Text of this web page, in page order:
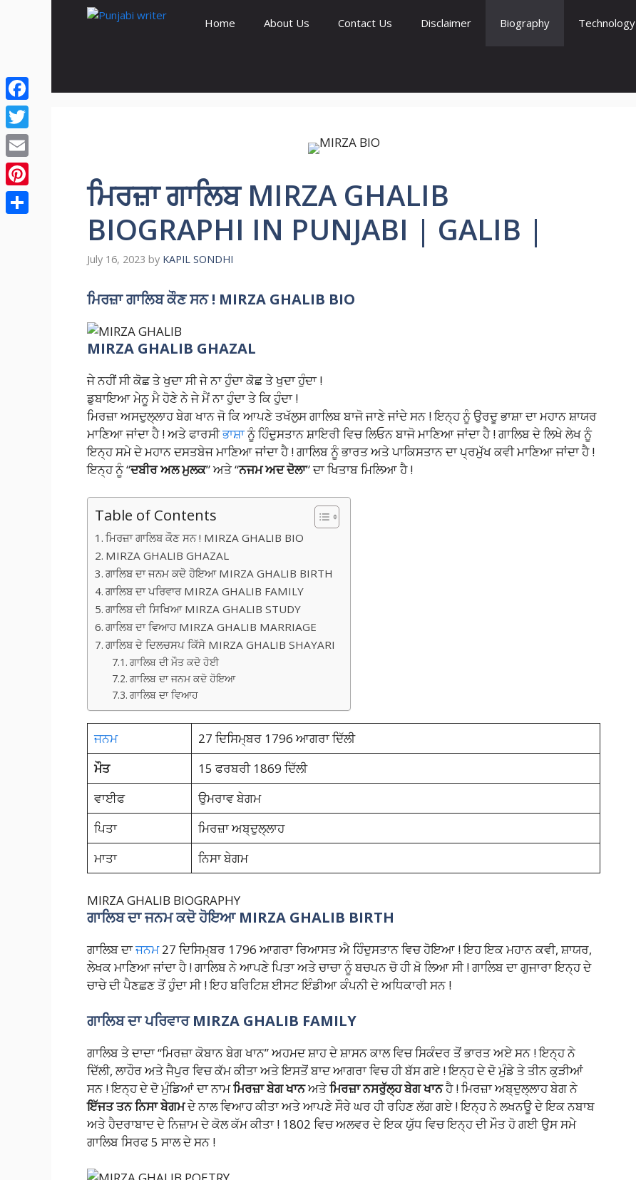
Home About Us Contact Us Disclaimer Biography Technology
ਮਿਰਜ਼ਾ ਗਾਲਿਬ MIRZA GHALIB
BIOGRAPHI IN PUNJABI | GALIB |
July 16, 2023 by KAPIL SONDHI
ਮਿਰਜ਼ਾ ਗਾਲਿਬ ਕੌਣ ਸਨ ! MIRZA GHALIB BIO
MIRZA GHALIB GHAZAL
ਜੇ ਨਹੀਂ ਸੀ ਕੋਛ ਤੇ ਖੁਦਾ ਸੀ ਜੇ ਨਾ ਹੁੰਦਾ ਕੋਛ ਤੇ ਖੁਦਾ ਹੁੰਦਾ !
ਡੁਬਾਇਆ ਮੇਨੂ ਮੈ ਹੋਣੇ ਨੇ ਜੇ ਮੈਂ ਨਾ ਹੁੰਦਾ ਤੇ ਕਿ ਹੁੰਦਾ !
ਮਿਰਜ਼ਾ ਅਸਦੁਲ੍ਲਾਹ ਬੇਗ ਖਾਨ ਜੋ ਕਿ ਆਪਣੇ ਤਖੱਲੁਸ ਗਾਲਿਬ ਬਾਜੋ ਜਾਣੇ ਜਾਂਦੇ ਸਨ ! ਇਨ੍ਹ ਨੂੰ ਉਰਦੂ ਭਾਸ਼ਾ ਦਾ ਮਹਾਨ ਸ਼ਾਯਰ
ਮਾਣਿਆ ਜਾਂਦਾ ਹੈ ! ਅਤੇ ਫਾਰਸੀਭਾਸ਼ਾਨੂੰ ਹਿੰਦੁਸਤਾਨ ਸ਼ਾਇਰੀ ਵਿਚ ਲਿਓਨ ਬਾਜੋ ਮਾਣਿਆ ਜਾਂਦਾ ਹੈ ! ਗਾਲਿਬ ਦੇ ਲਿਖੇ ਲੇਖ ਨੂੰ
ਇਨ੍ਹ ਸਮੇ ਦੇ ਮਹਾਨ ਦਸਤਬੇਜ ਮਾਣਿਆ ਜਾਂਦਾ ਹੈ ! ਗਾਲਿਬ ਨੂੰ ਭਾਰਤ ਅਤੇ ਪਾਕਿਸਤਾਨ ਦਾ ਪ੍ਰਮੁੱਖ ਕਵੀ ਮਾਣਿਆ ਜਾਂਦਾ ਹੈ !
ਇਨ੍ਹ ਨੂੰ “ਦਬੀਰ ਅਲ ਮੁਲਕ” ਅਤੇ “ਨਜਮ ਅਦ ਦੋਲਾ” ਦਾ ਖਿਤਾਬ ਮਿਲਿਆ ਹੈ !
Table of Contents
ਮਿਰਜ਼ਾ ਗਾਲਿਬ ਕੌਣ ਸਨ ! MIRZA GHALIB BIO
MIRZA GHALIB GHAZAL
ਗਾਲਿਬ ਦਾ ਜਨਮ ਕਦੋ ਹੋਇਆ MIRZA GHALIB BIRTH
ਗਾਲਿਬ ਦਾ ਪਰਿਵਾਰ MIRZA GHALIB FAMILY
ਗਾਲਿਬ ਦੀ ਸਿਖਿਆ MIRZA GHALIB STUDY
ਗਾਲਿਬ ਦਾ ਵਿਆਹ MIRZA GHALIB MARRIAGE
ਗਾਲਿਬ ਦੇ ਦਿਲਚਸਪ ਕਿੱਸੇ MIRZA GHALIB SHAYARI
ਗਾਲਿਬ ਦੀ ਮੌਤ ਕਦੋ ਹੋਈ
ਗਾਲਿਬ ਦਾ ਜਨਮ ਕਦੋ ਹੋਇਆ
ਗਾਲਿਬ ਦਾ ਵਿਆਹ
ਜਨਮ
27 ਦਿਸਿਮ੍ਬਰ 1796 ਆਗਰਾ ਦਿੱਲੀ
ਮੌਤ
15 ਫਰਬਰੀ 1869 ਦਿੱਲੀ
ਵਾਈਫ
ਉਮਰਾਵ ਬੇਗਮ
ਪਿਤਾ
ਮਿਰਜ਼ਾ ਅਬ੍ਦੁਲ੍ਲਾਹ
ਮਾਤਾ
ਨਿਸਾ ਬੇਗਮ
MIRZA GHALIB BIOGRAPHY
ਗਾਲਿਬ ਦਾ ਜਨਮ ਕਦੋ ਹੋਇਆ MIRZA GHALIB BIRTH
ਗਾਲਿਬ ਦਾਜਨਮ27 ਦਿਸਿਮ੍ਬਰ 1796 ਆਗਰਾ ਰਿਆਸਤ ਐ ਹਿੰਦੁਸਤਾਨ ਵਿਚ ਹੋਇਆ ! ਇਹ ਇਕ ਮਹਾਨ ਕਵੀ, ਸ਼ਾਯਰ,
ਲੇਖਕ ਮਾਣਿਆ ਜਾਂਦਾ ਹੈ ! ਗਾਲਿਬ ਨੇ ਆਪਣੇ ਪਿਤਾ ਅਤੇ ਚਾਚਾ ਨੂੰ ਬਚਪਨ ਚੋ ਹੀ ਖ਼ੋ ਲਿਆ ਸੀ ! ਗਾਲਿਬ ਦਾ ਗੁਜਾਰਾ ਇਨ੍ਹ ਦੇ
ਚਾਚੇ ਦੀ ਪੈਣਛਣ ਤੋਂ ਹੁੰਦਾ ਸੀ ! ਇਹ ਬਰਿਟਿਸ਼ ਈਸਟ ਇੰਡੀਆ ਕੰਪਨੀ ਦੇ ਅਧਿਕਾਰੀ ਸਨ !
ਗਾਲਿਬ ਦਾ ਪਰਿਵਾਰ MIRZA GHALIB FAMILY
ਗਾਲਿਬ ਤੇ ਦਾਦਾ “ਮਿਰਜ਼ਾ ਕੋਬਾਨ ਬੇਗ ਖਾਨ” ਅਹਮਦ ਸ਼ਾਹ ਦੇ ਸ਼ਾਸਨ ਕਾਲ ਵਿਚ ਸਿਕੰਦਰ ਤੋਂ ਭਾਰਤ ਅਏ ਸਨ ! ਇਨ੍ਹ ਨੇ
ਦਿੱਲੀ, ਲਾਹੌਰ ਅਤੇ ਜੈਪੁਰ ਵਿਚ ਕੱਮ ਕੀਤਾ ਅਤੇ ਇਸਤੋਂ ਬਾਦ ਆਗਰਾ ਵਿਚ ਹੀ ਬੱਸ ਗਏ ! ਇਨ੍ਹ ਦੇ ਦੋ ਮੁੰਡੇ ਤੇ ਤੀਨ ਕੁੜੀਆਂ
ਸਨ ! ਇਨ੍ਹ ਦੇ ਦੋ ਮੁੰਡਿਆਂ ਦਾ ਨਾਮਮਿਰਜ਼ਾ ਬੇਗ ਖਾਨਅਤੇਮਿਰਜ਼ਾ ਨਸਰੁੱਲ੍ਹ ਬੇਗ ਖਾਨਹੈ ! ਮਿਰਜ਼ਾ ਅਬ੍ਦੁਲ੍ਲਾਹ ਬੇਗ ਨੇ
ਇੱਜਤ ਤਨ ਨਿਸਾ ਬੇਗਮਦੇ ਨਾਲ ਵਿਆਹ ਕੀਤਾ ਅਤੇ ਆਪਣੇ ਸੌਰੇ ਘਰ ਹੀ ਰਹਿਣ ਲੱਗ ਗਏ ! ਇਨ੍ਹ ਨੇ ਲਖਨਊ ਦੇ ਇਕ ਨਬਾਬ
ਅਤੇ ਹੈਦਰਾਬਾਦ ਦੇ ਨਿਜ਼ਾਮ ਦੇ ਕੋਲ ਕੱਮ ਕੀਤਾ ! 1802 ਵਿਚ ਅਲਵਰ ਦੇ ਇਕ ਯੁੱਧ ਵਿਚ ਇਨ੍ਹ ਦੀ ਮੌਤ ਹੋ ਗਈ ਉਸ ਸਮੇ
ਗਾਲਿਬ ਸਿਰਫ 5 ਸਾਲ ਦੇ ਸਨ !
Facebook
Twitter
Email
Pinterest